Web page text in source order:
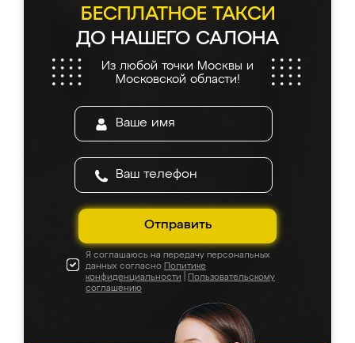
БЕСПЛАТНОЕ ТАКСИ
ДО НАШЕГО САЛОНА
Из любой точки Москвы и
Московской области!
Отправить
Я соглашаюсь на передачу персональных
данных согласно Политике
конфиденциальности
Пользовательскому
соглашению